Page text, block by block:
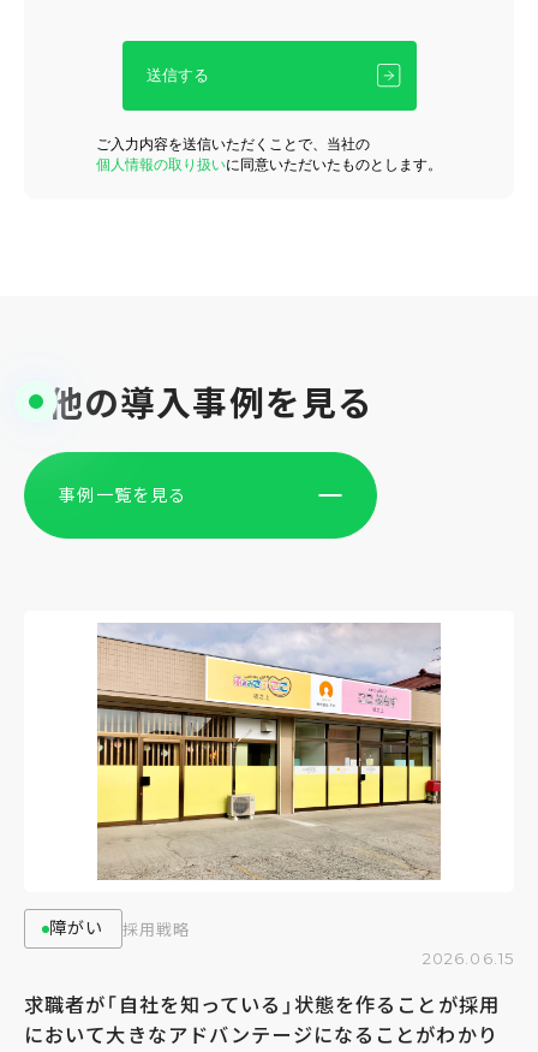
ご入力内容を送信いただくことで、当社の
個人情報の取り扱いに同意いただいたものとします。
他の導入事例を見る
事例一覧を見る
障がい
採用戦略
2026.06.15
求職者が「自社を知っている」状態を作ることが採用
において大きなアドバンテージになることがわかり